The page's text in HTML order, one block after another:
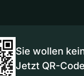
Sie wollen
Jetzt QR-